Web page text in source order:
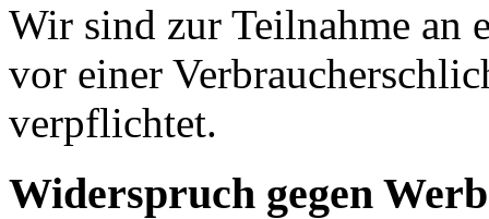
Wir sind zur Teilnahme an
vor einer
verpflichtet.
Widerspruch gegen